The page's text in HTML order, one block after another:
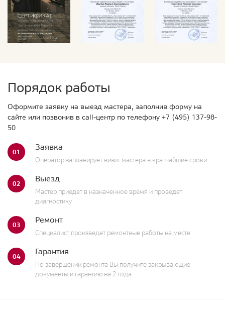
Порядок работы
Оформите заявку на выезд мастера, заполнив форму на
сайте или позвонив в call-центр по телефону +7 (495) 137-98-
50
01 Заявка
Оператор запланирует визит мастера в кратчайшие сроки.
02 Выезд
Мастер приедет в назначенное время и проведет
диагностику
03 Ремонт
Специалист произведет ремонтные работы на месте
04 Гарантия
По завершении ремонта Вы получите закрывающие
документы и гарантию на 2 года